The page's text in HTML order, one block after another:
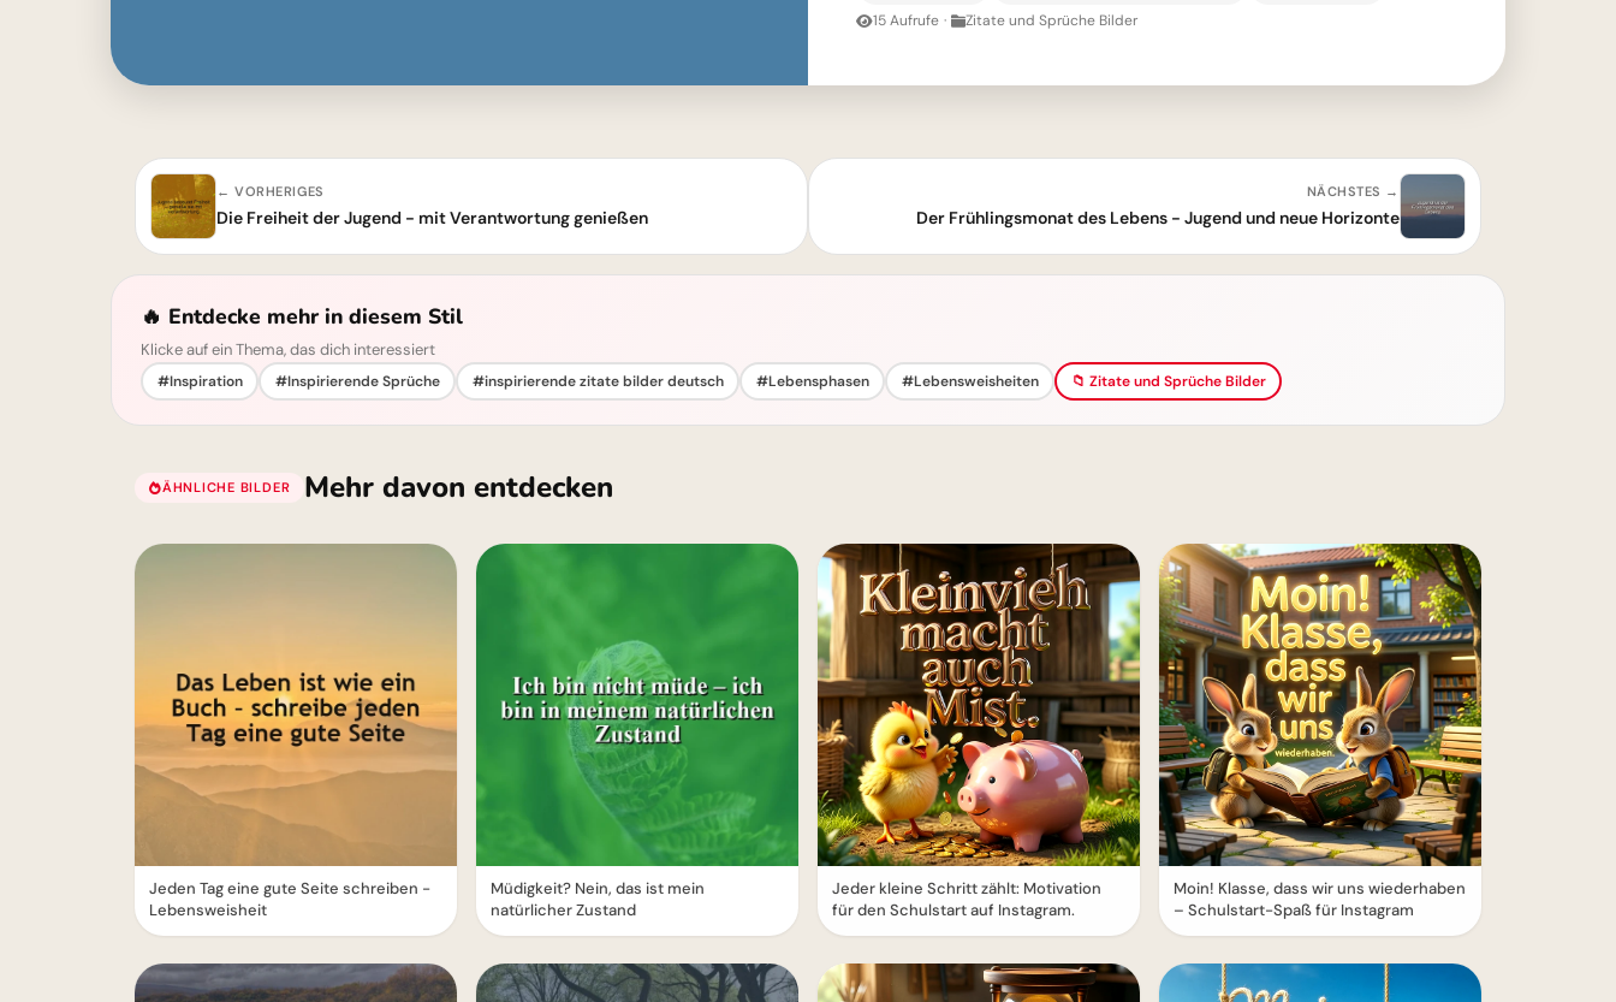
15 Aufrufe · Zitate und Sprüche Bilder
← VORHERIGES
Die Freiheit der Jugend - mit Verantwortung genießen
NÄCHSTES →
Der Frühlingsmonat des Lebens - Jugend und neue Horizonte
🔥 Entdecke mehr in diesem Stil
Klicke auf ein Thema, das dich interessiert
#Inspiration #Inspirierende Sprüche #inspirierende zitate bilder deutsch #Lebensphasen #Lebensweisheiten 📁 Zitate und Sprüche Bilder
ÄHNLICHE BILDER Mehr davon entdecken
Jeden Tag eine gute Seite schreiben -
Lebensweisheit
Müdigkeit? Nein, das ist mein
natürlicher Zustand
Jeder kleine Schritt zählt: Motivation
für den Schulstart auf Instagram.
Moin! Klasse, dass wir uns wiederhaben
– Schulstart-Spaß für Instagram